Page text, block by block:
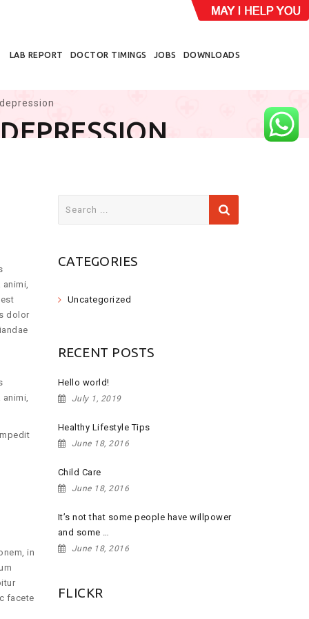
LAB REPORT DOCTOR TIMINGS JOBS DOWNLOADS
dolor
in
facete
c
CATEGORIES
Uncategorized
RECENT POSTS
Hello world!
July 1, 2019
Healthy Lifestyle Tips
June 18, 2016
Child Care
June 18, 2016
It’s not that some people have willpower
and some …
June 18, 2016
FLICKR